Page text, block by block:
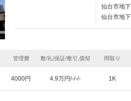
仙台市地
仙台市地
管理費 敷/礼/保証/敷引,償却 間取り
4000円 4.9万円/-/-/- 1K